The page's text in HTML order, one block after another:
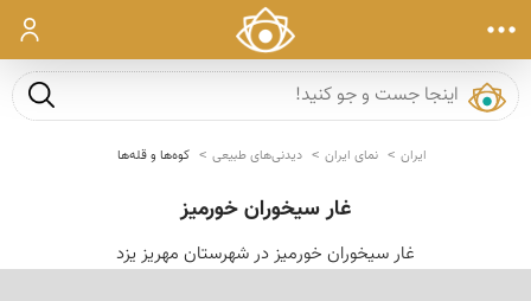
ورود
جست و
ایران نمای ایران دیدنی‌های طبیعی کوه‌ها و قله‌ها
غار سیخوران خورمیز
غار سیخوران خورمیز در شهرستان مهریز یزد